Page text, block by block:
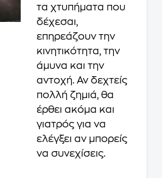
τα χτυπήματα που
δέχεσαι,
επηρεάζουν την
κινητικότητα, την
άμυνα και την
αντοχή. Αν δεχτείς
πολλή ζημιά, θα
έρθει ακόμα και
γιατρός για να
ελέγξει αν μπορείς
να συνεχίσεις.